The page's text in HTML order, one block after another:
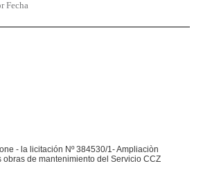
Fecha
- la licitación Nº 384530/1- Ampliaciòn
de mantenimiento del Servicio CCZ